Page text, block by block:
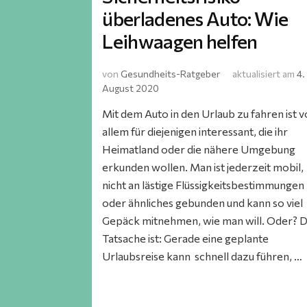
überladenes Auto: Wie
Leihwaagen helfen
von Gesundheits-Ratgeber aktualisiert am4.
August 2020
Mit dem Auto in den Urlaub zu fahren ist
allem für diejenigen interessant, die ihr
Heimatland oder die nähere Umgebung
erkunden wollen. Man ist jederzeit mobil,
nicht an lästige Flüssigkeitsbestimmungen
oder ähnliches gebunden und kann so viel
Gepäck mitnehmen, wie man will. Oder?
Tatsache ist: Gerade eine geplante
Urlaubsreise kann schnell dazu führen, …